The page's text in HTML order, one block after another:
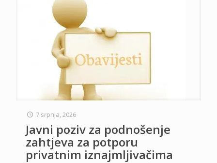
7 srpnja, 2026
Javni poziv za podnošenje
zahtjeva za potporu
privatnim iznajmljivačima